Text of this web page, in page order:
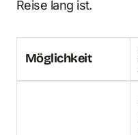
Reise lang ist.
Möglichkeit